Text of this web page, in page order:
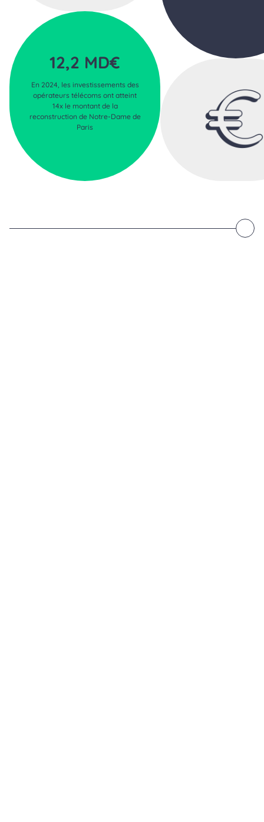
12,2 MD€
En 2024, les investissements des
opérateurs télécoms ont atteint
14x le montant de la
reconstruction de Notre-Dame de
Paris